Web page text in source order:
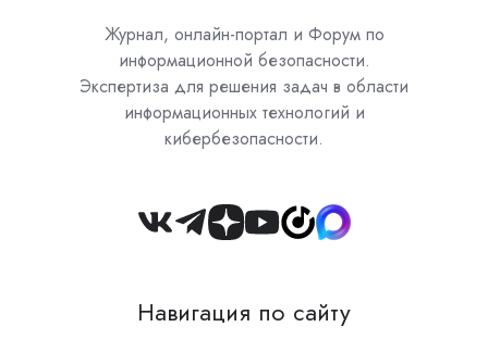
Журнал, онлайн-портал и Форум по
информационной безопасности.
Экспертиза для решения задач в области
информационных технологий и
кибербезопасности.
Join
Slack
Навигация по сайту